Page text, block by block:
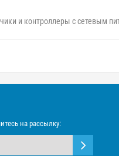
и контроллеры с сетевым
на рассылку: